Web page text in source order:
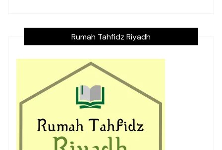
Rumah Tahfidz Riyadh